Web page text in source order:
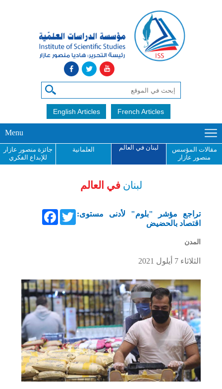
English Articles French Articles
Menu
مقالات المؤسس
منصور عازار
لبنان في العالم العلمانية
جائزة منصور عازار
للإبداع الفكري
لبنان في العالم
FacebookTwitter تراجع مؤشر "بلوم" لأدنى مستوى:
اقتصاد بالحضيض
المدن
الثلاثاء 7 أيلول 2021